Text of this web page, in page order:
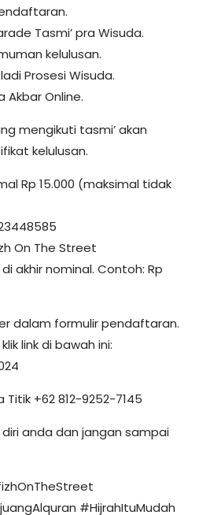
Tasmi’ pra Wisuda.
kelulusan.
Prosesi Wisuda.
Akbar Online.
mengikuti tasmi’ akan
kelulusan.
Rp 15.000 (maksimal tidak
On The Street
akhir nominal. Contoh: Rp
dalam formulir pendaftaran.
link di bawah ini:
Titik +62 812-9252-7145
anda dan jangan sampai
#HijrahItuMudah